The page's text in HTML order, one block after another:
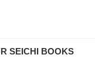
SEICHI BOOKS